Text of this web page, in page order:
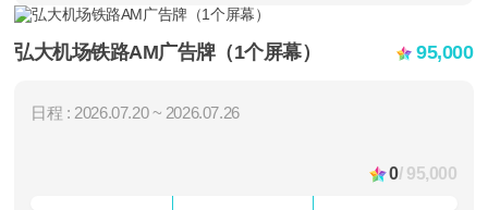
弘大机场铁路AM广告牌（1个屏幕） 95,000
日程 : 2026.07.20 ~ 2026.07.26
0/ 95,000